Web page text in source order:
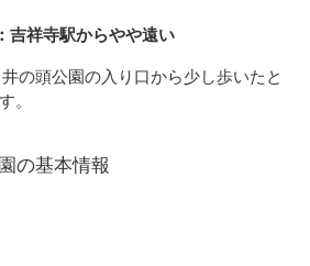
吉祥寺駅からやや遠い
の頭公園の入り口から少し歩いたと
。
の基本情報